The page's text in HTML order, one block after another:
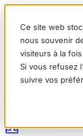
Ce site web
nous souvenir
visiteurs à la
Si vous refusez
suivre vos
EnglishDeutsch